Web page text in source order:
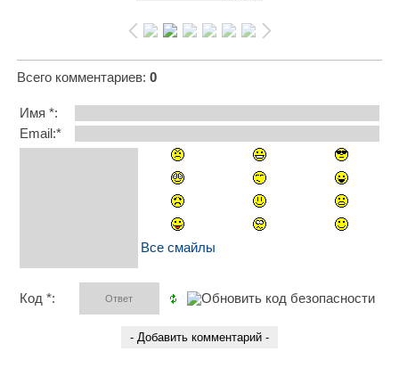
Всего комментариев: 0
Имя *:
Email:*
Все смайлы
Код *: